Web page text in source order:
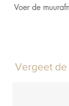
Voer de
Vergeet